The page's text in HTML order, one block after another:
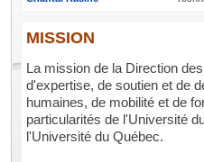
MISSION
La mission de la Direction
d'expertise, de soutien et de
humaines, de mobilité et de
particularités de l'Université
l'Université du Québec.